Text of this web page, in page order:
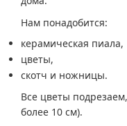
Нам понадобится:
керамическая пиала,
цветы,
скотч и ножницы.
Все цветы
более 10 см).